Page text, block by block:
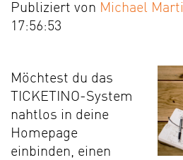
Publiziert von Michael Marti
17:56:53
Möchtest du das
TICKETINO-System
nahtlos in deine
Homepage
einbinden, einen